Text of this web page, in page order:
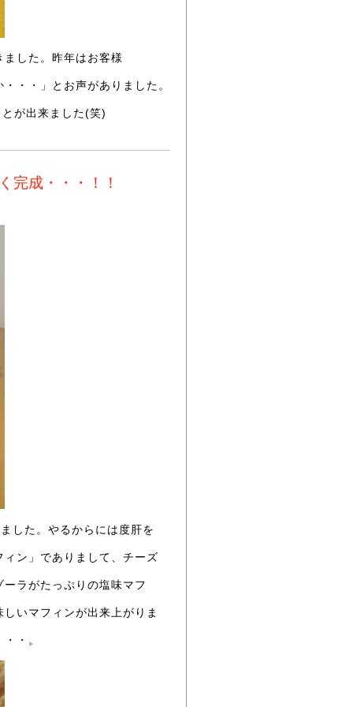
した。昨年はお客様
・・」とお声がありました。
が出来ました(笑)
完成・・・！！
した。やるからには度肝を
ン」でありまして、チーズ
ラがたっぷりの塩味マフ
いマフィンが出来上がりま
・。